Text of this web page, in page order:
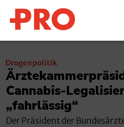
Drogenpolitik
Cannabis-
„fahrlässig“
Der Präsident der